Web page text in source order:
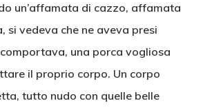
un’affamata di cazzo, affamata
si vedeva che ne aveva presi
una porca vogliosa
il proprio corpo. Un corpo
tutto nudo con quelle belle